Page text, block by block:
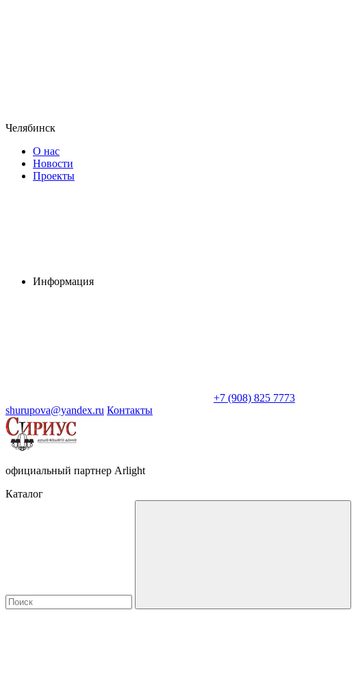
Челябинск
О нас
Новости
Проекты
Информация
+7 (908) 825 7773
shurupova@yandex.ru Контакты
официальный партнер Arlight
Каталог